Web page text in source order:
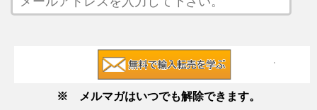
※ メルマガはいつでも解除できます。